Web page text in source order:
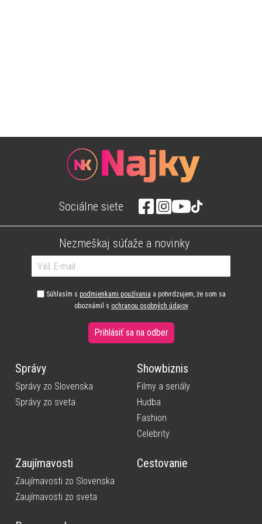
Sociálne siete
Nezmeškaj súťaže a novinky
Súhlasím s podmienkami používania a potvrdzujem, že som sa
oboznámil s ochranou osobných údajov
Prihlásiť sa na odber
Správy
Správy zo Slovenska
Správy zo sveta
Showbiznis
Filmy a seriály
Hudba
Fashion
Celebrity
Zaujímavosti
Zaujímavosti zo Slovenska
Zaujímavosti zo sveta
Cestovanie